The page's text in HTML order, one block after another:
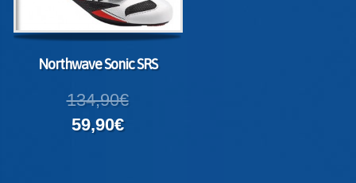
Northwave Sonic SRS
134,90€
59,90€